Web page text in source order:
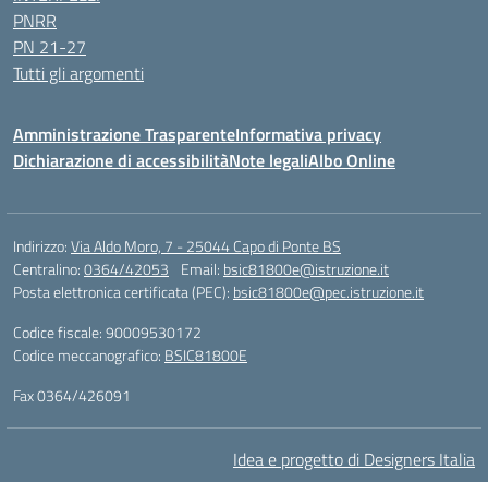
PNRR
PN 21-27
Tutti gli argomenti
Amministrazione TrasparenteInformativa privacy
Dichiarazione di accessibilitàNote legaliAlbo Online
Indirizzo:Via Aldo Moro, 7 - 25044 Capo di Ponte BS
Centralino:0364/42053 Email: bsic81800e@istruzione.it
Posta elettronica certificata (PEC): bsic81800e@pec.istruzione.it
Codice fiscale: 90009530172
Codice meccanografico: BSIC81800E
Fax 0364/426091
Idea e progetto di Designers Italia